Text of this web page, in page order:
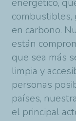
energético,
combustibles,
en carbono.
están
que sea más
limpia y
personas
países,
el principal